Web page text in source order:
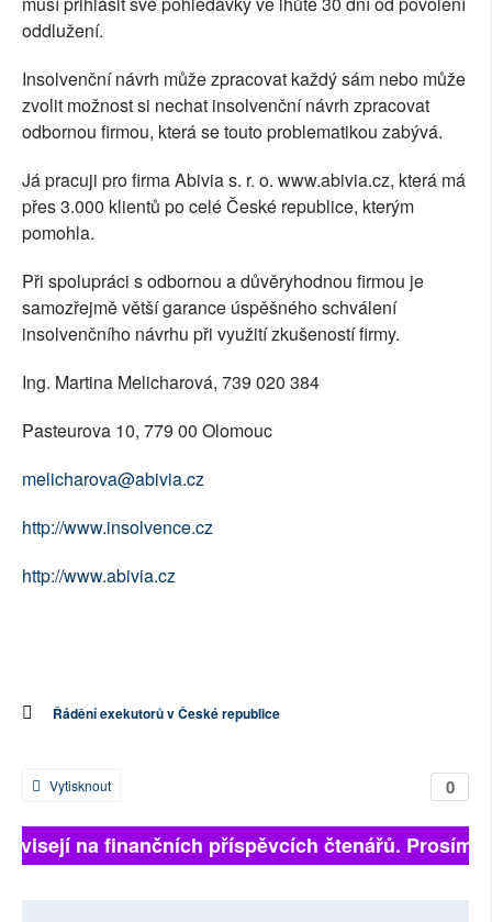
oddlužení.
Insolvenční návrh může zpracovat každý sám nebo může
zvolit možnost si nechat insolvenční návrh zpracovat
odbornou firmou, která se touto problematikou zabývá.
Já pracuji pro firma Abivia s. r. o. www.abivia.cz, která má
přes 3.000 klientů po celé České republice, kterým
pomohla.
Při spolupráci s odbornou a důvěryhodnou firmou je
samozřejmě větší garance úspěšného schválení
insolvenčního návrhu při využití zkušeností firmy.
Ing. Martina Melicharová, 739 020 384
Pasteurova 10, 779 00 Olomouc
melicharova@abivia.cz
http://www.insolvence.cz
http://www.abivia.cz
Řádění exekutorů v České republice
0
Vytisknout
na finančních příspěvcích čtenářů. Prosíme,